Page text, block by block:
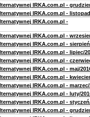
IRKA.com.pl -
IRKA.com.pl -
IRKA.com.pl -
IRKA.com.pl -
IRKA.com.pl -
IRKA.com.pl - lipiec/
IRKA.com.pl -
IRKA.com.pl - maj/
IRKA.com.pl -
IRKA.com.pl - marzec/
IRKA.com.pl - luty/
IRKA.com.pl -
IRKA.com.pl -